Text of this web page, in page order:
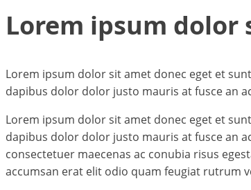
Lorem ipsum
Lorem ipsum dolor sit amet donec eget et
dapibus dolor dolor justo mauris at fusce an
Lorem ipsum dolor sit amet donec eget et
dapibus dolor dolor justo mauris at fusce an
consectetuer maecenas ac conubia risus
accumsan erat elit odio quam feugiat rutrum